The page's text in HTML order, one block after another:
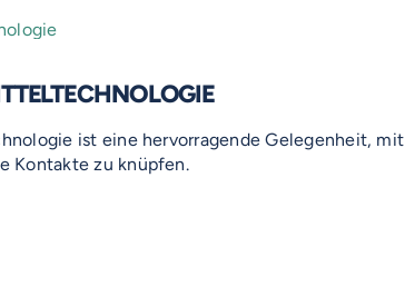
ist eine hervorragende Gelegenheit, mit
Kontakte zu knüpfen.